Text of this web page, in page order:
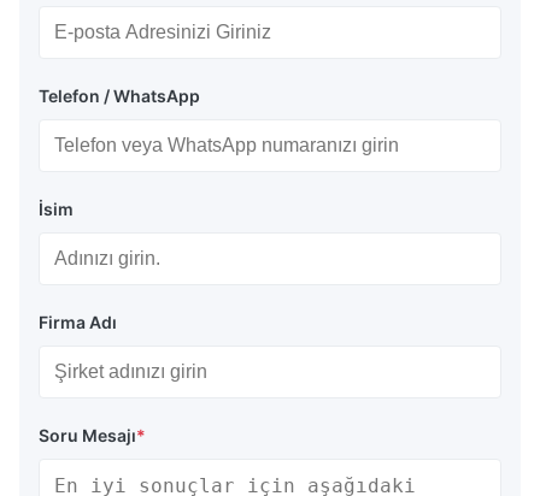
Telefon / WhatsApp
İsim
Firma Adı
Soru Mesajı*